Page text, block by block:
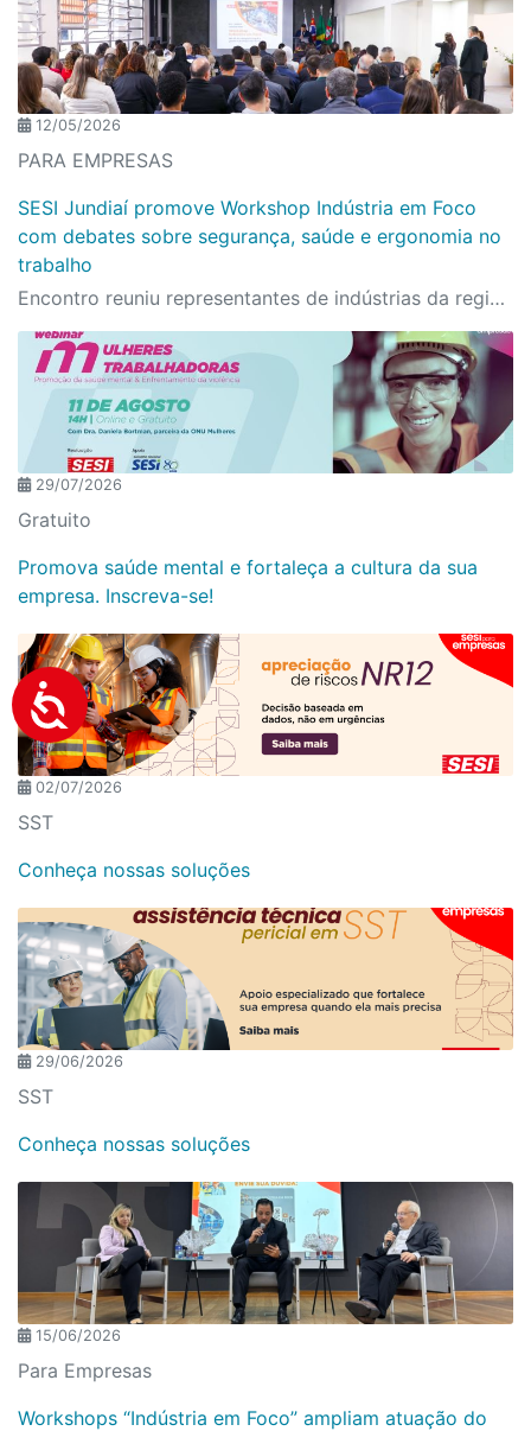
12/05/2026
PARA EMPRESAS
SESI Jundiaí promove Workshop Indústria em Foco
com debates sobre segurança, saúde e ergonomia no
trabalho
Encontro reuniu representantes de indústrias da região para atualização técnica, troca de experiências e fortalecimento do relacionamento com o setor produtivo
29/07/2026
Gratuito
Promova saúde mental e fortaleça a cultura da sua
empresa. Inscreva-se!
02/07/2026
SST
Conheça nossas soluções
29/06/2026
SST
Conheça nossas soluções
15/06/2026
Para Empresas
Workshops “Indústria em Foco” ampliam atuação do